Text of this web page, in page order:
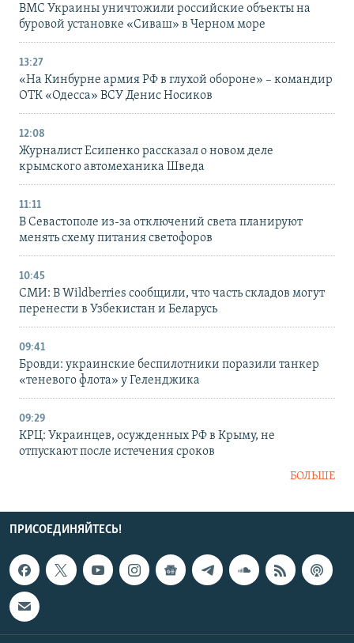
ВМС Украины уничтожили российские объекты на
буровой установке «Сиваш» в Черном море
13:27
«На Кинбурне армия РФ в глухой обороне» – командир
ОТК «Одесса» ВСУ Денис Носиков
12:08
Журналист Есипенко рассказал о новом деле
крымского автомеханика Шведа
11:11
В Севастополе из-за отключений света планируют
менять схему питания светофоров
10:45
СМИ: В Wildberries сообщили, что часть складов могут
перенести в Узбекистан и Беларусь
09:41
Бровди: украинские беспилотники поразили танкер
«теневого флота» у Геленджика
09:29
КРЦ: Украинцев, осужденных РФ в Крыму, не
отпускают после истечения сроков
БОЛЬШЕ
ПРИСОЕДИНЯЙТЕСЬ!